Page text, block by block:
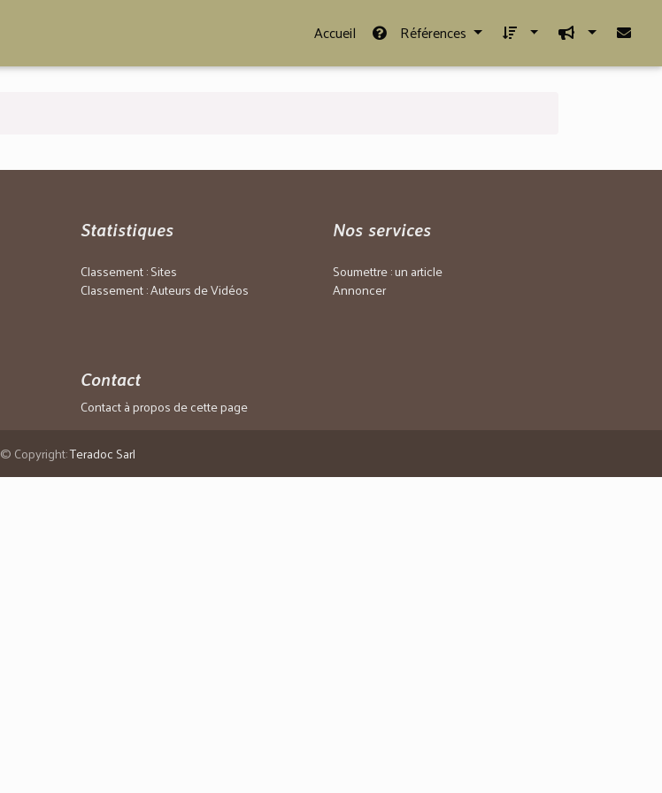
Accueil Références
Statistiques
Classement : Sites
Classement : Auteurs de Vidéos
Nos services
Soumettre : un article
Annoncer
Contact
Contact à propos de cette page
© Copyright:Teradoc Sarl